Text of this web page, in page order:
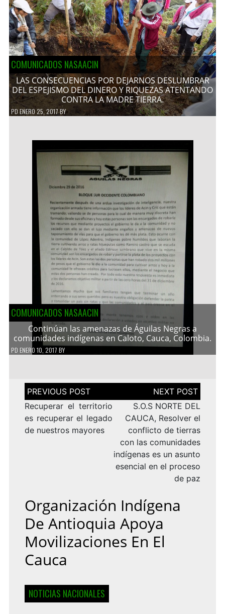
COMUNICADOS NASAACIN
LAS CONSECUENCIAS POR DEJARNOS DESLUMBRAR
DEL ESPEJISMO DEL DINERO Y RIQUEZAS ATENTANDO
CONTRA LA MADRE TIERRA.
PDENERO 25, 2017BY
COMUNICADOS NASAACIN
Continúan las amenazas de Águilas Negras a
comunidades indígenas en Caloto, Cauca, Colombia.
PD ENERO 10, 2017 BY
Navegación
de
entradas
Recuperar el territorio
es recuperar el legado
de nuestros mayores
S.O.S NORTE DEL
CAUCA, Resolver el
conflicto de tierras
con las comunidades
indígenas es un asunto
esencial en el proceso
de paz
Organización Indígena
De Antioquia Apoya
Movilizaciones En El
Cauca
NOTICIAS NACIONALES